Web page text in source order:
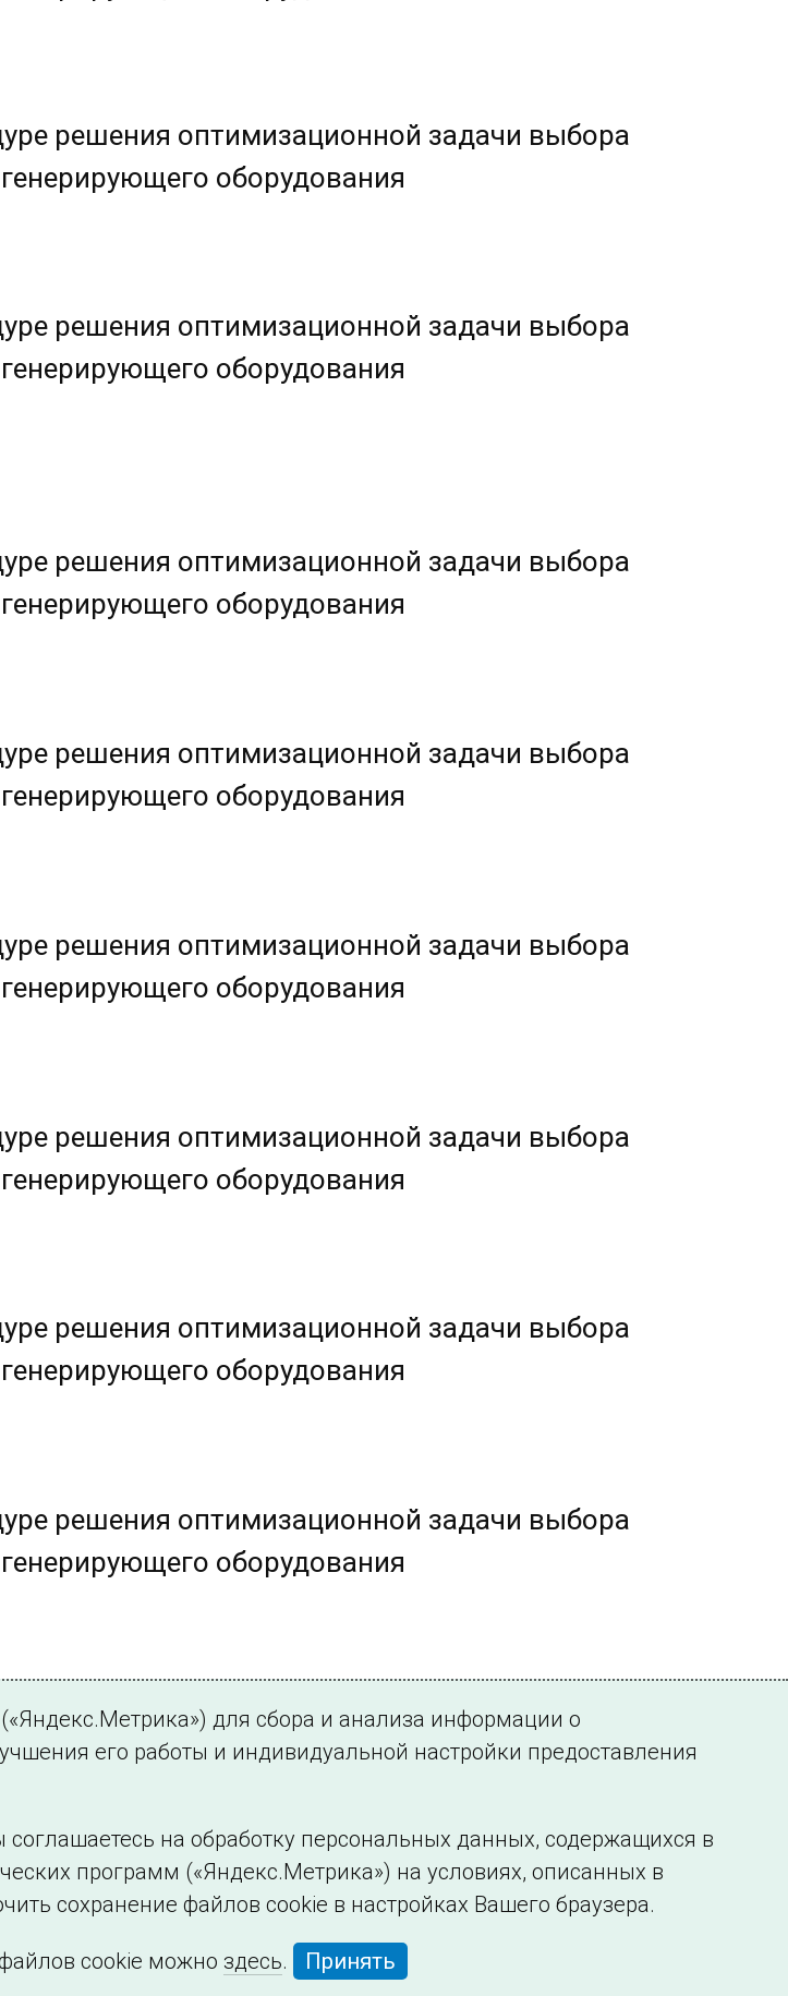
решения оптимизационной задачи выбора
оборудования
решения оптимизационной задачи выбора
оборудования
решения оптимизационной задачи выбора
оборудования
решения оптимизационной задачи выбора
оборудования
решения оптимизационной задачи выбора
оборудования
решения оптимизационной задачи выбора
оборудования
решения оптимизационной задачи выбора
оборудования
решения оптимизационной задачи выбора
оборудования
Использование информации Сведения об образовательной организации
для сбора и анализа информации о
его работы и индивидуальной настройки предоставления
на обработку персональных данных, содержащихся в
программ («Яндекс.Метрика») на условиях, описанных в
сохранение файлов cookie в настройках Вашего браузера.
cookie можно здесь. Принять